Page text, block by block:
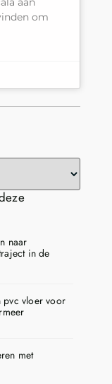
naar
in de
pvc vloer voor
met
om